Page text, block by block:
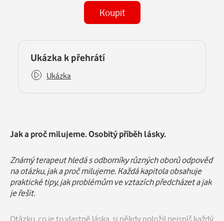
Koupit
Některé kapitoly již máte zakoupeny.
Ukázka k přehrátí
Ukázka
Jak a proč milujeme. Osobitý příběh lásky.
Známý terapeut hledá s odborníky různých oborů odpověď
na otázku, jak a proč milujeme. Každá kapitola obsahuje
praktické tipy, jak problémům ve vztazích předcházet a jak
je řešit.
Otázku, co je to vlastně láska, si někdy položil nejspíš každý